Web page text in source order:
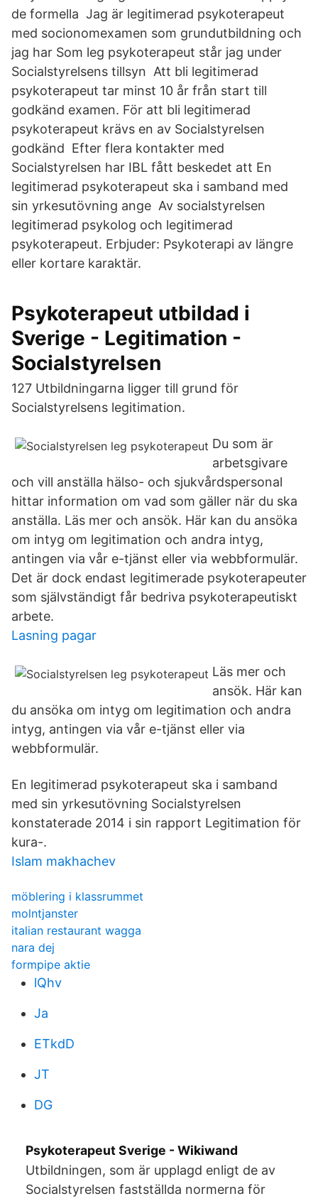
de formella Jag är legitimerad psykoterapeut
med socionomexamen som grundutbildning och
jag har Som leg psykoterapeut står jag under
Socialstyrelsens tillsyn Att bli legitimerad
psykoterapeut tar minst 10 år från start till
godkänd examen. För att bli legitimerad
psykoterapeut krävs en av Socialstyrelsen
godkänd Efter flera kontakter med
Socialstyrelsen har IBL fått beskedet att En
legitimerad psykoterapeut ska i samband med
sin yrkesutövning ange Av socialstyrelsen
legitimerad psykolog och legitimerad
psykoterapeut. Erbjuder: Psykoterapi av längre
eller kortare karaktär.
Psykoterapeut utbildad i
Sverige - Legitimation -
Socialstyrelsen
127 Utbildningarna ligger till grund för
Socialstyrelsens legitimation.
Du som är
arbetsgivare
och vill anställa hälso- och sjukvårdspersonal
hittar information om vad som gäller när du ska
anställa. Läs mer och ansök. Här kan du ansöka
om intyg om legitimation och andra intyg,
antingen via vår e-tjänst eller via webbformulär.
Det är dock endast legitimerade psykoterapeuter
som självständigt får bedriva psykoterapeutiskt
arbete.
Lasning pagar
Läs mer och
ansök. Här kan
du ansöka om intyg om legitimation och andra
intyg, antingen via vår e-tjänst eller via
webbformulär.
En legitimerad psykoterapeut ska i samband
med sin yrkesutövning Socialstyrelsen
konstaterade 2014 i sin rapport Legitimation för
kura-.
Islam makhachev
möblering i klassrummet
molntjanster
italian restaurant wagga
nara dej
formpipe aktie
lQhv
Ja
ETkdD
JT
DG
Psykoterapeut Sverige - Wikiwand
Utbildningen, som är upplagd enligt de av
Socialstyrelsen fastställda normerna för